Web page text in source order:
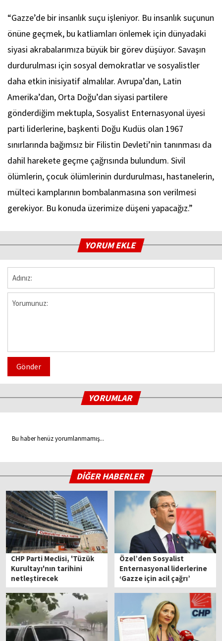
“Gazze’de bir insanlık suçu işleniyor. Bu insanlık suçunun
önüne geçmek, bu katliamları önlemek için dünyadaki
siyasi akrabalarımıza büyük bir görev düşüyor. Savaşın
durdurulması için sosyal demokratlar ve sosyalistler
daha etkin inisiyatif almalılar. Avrupa’dan, Latin
Amerika’dan, Orta Doğu’dan siyasi partilere
gönderdiğim mektupla, Sosyalist Enternasyonal üyesi
parti liderlerine, başkenti Doğu Kudüs olan 1967
sınırlarında bağımsız bir Filistin Devleti’nin tanınması da
dahil harekete geçme çağrısında bulundum. Sivil
ölümlerin, çocuk ölümlerinin durdurulması, hastanelerin,
mülteci kamplarının bombalanmasına son verilmesi
gerekiyor. Bu konuda üzerimize düşeni yapacağız.”
YORUM EKLE
Gönder
YORUMLAR
Bu haber henüz yorumlanmamış...
DİĞER HABERLER
CHP Parti Meclisi, 'Tüzük
Kurultayı'nın tarihini
netleştirecek
Özel’den Sosyalist
Enternasyonal liderlerine
‘Gazze için acil çağrı’
mektubu